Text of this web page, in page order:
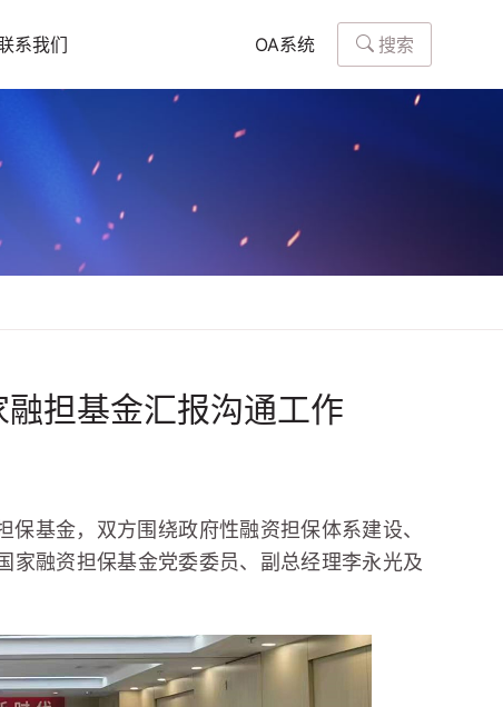
系我们 OA系统 搜索
担基金汇报沟通工作
基金，双方围绕政府性融资担保体系建设、
家融资担保基金党委委员、副总经理李永光及